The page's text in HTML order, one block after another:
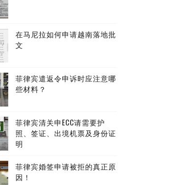
在马尼拉如何申请越南落地批
文
菲律宾遣返令申诉时应注意哪
些材料？
菲律宾清关申ECC请需要护
照、签证、出境机票及身份证
明
菲律宾婚签申请被拒的真正原
因！